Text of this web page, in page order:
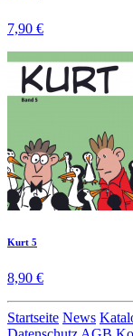
7,90 €
Kurt 5
8,90 €
Startseite News